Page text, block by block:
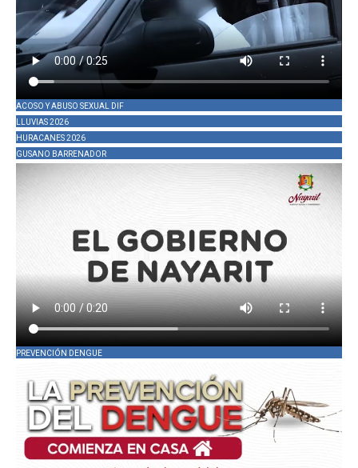
ACOSO Y ABUSO SEXUAL DIF
LLUVIAS 2026
HURACANES 2026
GUSANO BARRENADOR
PREVENCIÓN DENGUE